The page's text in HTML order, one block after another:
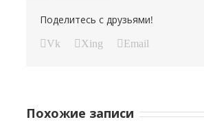
Поделитесь с друзьями!
Vk Xing Email
Похожие записи